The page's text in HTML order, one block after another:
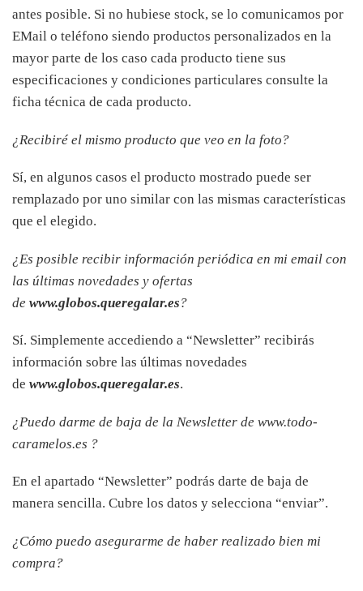
antes posible. Si no hubiese stock, se lo comunicamos por
EMail o teléfono siendo productos personalizados en la
mayor parte de los caso cada producto tiene sus
especificaciones y condiciones particulares consulte la
ficha técnica de cada producto.
¿Recibiré el mismo producto que veo en la foto?
Sí, en algunos casos el producto mostrado puede ser
remplazado por uno similar con las mismas características
que el elegido.
¿Es posible recibir información periódica en mi email con
las últimas novedades y ofertas
de www.globos.queregalar.es?
Sí. Simplemente accediendo a “Newsletter” recibirás
información sobre las últimas novedades
de www.globos.queregalar.es.
¿Puedo darme de baja de la Newsletter de www.todo-
caramelos.es ?
En el apartado “Newsletter” podrás darte de baja de
manera sencilla. Cubre los datos y selecciona “enviar”.
¿Cómo puedo asegurarme de haber realizado bien mi
compra?